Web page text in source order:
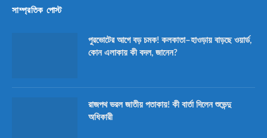
সাম্প্রতিক পোস্ট
পুরভোটের আগে বড় চমক! কলকাতা–হাওড়ায় বাড়ছে ওয়ার্ড,
কোন এলাকায় কী বদল, জানেন?
রাজপথ ভরল জাতীয় পতাকায়! কী বার্তা দিলেন শুভেন্দু
অধিকারী